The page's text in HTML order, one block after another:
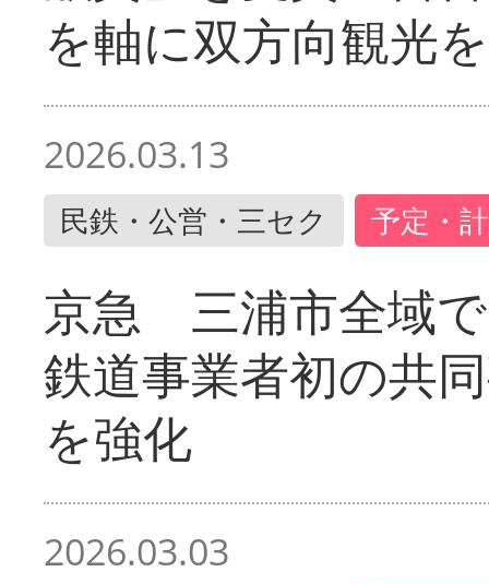
を軸に双方向観光
2026.03.13
民鉄・公営・三セク 予定・
京急 三浦市全域
鉄道事業者初の共
を強化
2026.03.03